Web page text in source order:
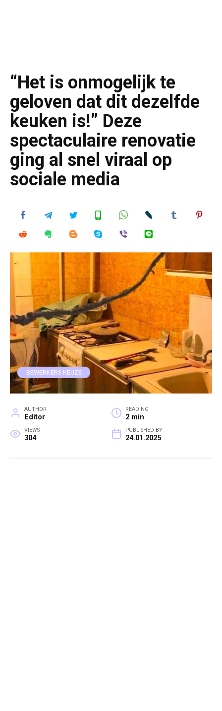
“Het is onmogelijk te
geloven dat dit dezelfde
keuken is!” Deze
spectaculaire renovatie
ging al snel viraal op
sociale media
BEWERKERS KEUZE
AUTHOR
Editor
READING
2 min
VIEWS
304
PUBLISHED BY
24.01.2025